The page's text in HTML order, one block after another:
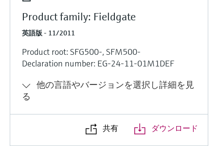
Product family: Fieldgate
英語版 - 11/2011
Product root: SFG500-, SFM500-
Declaration number: EG-24-11-01M1DEF
他の言語やバージョンを選択し詳細を見
る
共有 ダウンロード